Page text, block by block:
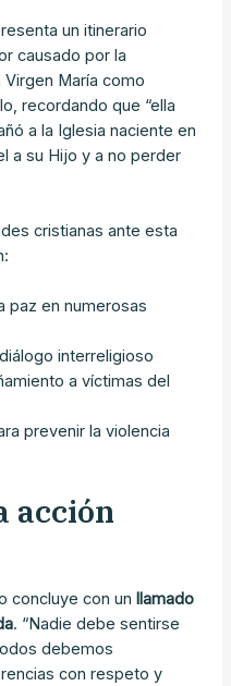
un itinerario
causado por la
María como
recordando que “ella
a la Iglesia naciente en
a su Hijo y a no perder
cristianas ante esta
paz en numerosas
interreligioso
a víctimas del
prevenir la violencia
acción
concluye con un llamado
. “Nadie debe sentirse
debemos
con respeto y